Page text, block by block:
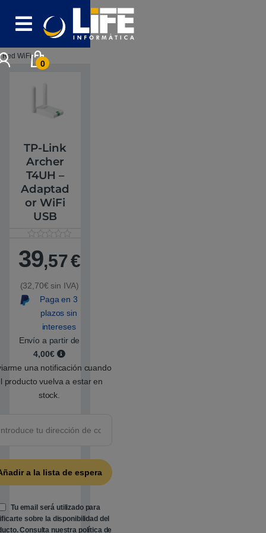
0
Red WiFi
TP-Link
Archer
T4UH –
Adaptad
or WiFi
USB
a
l
a
d
o
0
s
r
e
d
u
t
a
c
i
ó
39,57€
(32,70€ sin IVA)
Paga en 3
plazos sin
intereses
Envío a partir de
4,00€
una notificación cuando
producto vuelva a estar en
stock.
Tu email será utilizado para
sobre la disponibilidad del
Consulta nuestra política de